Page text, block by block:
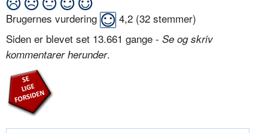
Brugernes vurdering 4,2 (32 stemmer)
Siden er blevet set 13.661 gange - Se og skriv
kommentarer herunder.